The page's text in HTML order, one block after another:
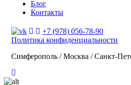
Блог
Контакты
+7 (978) 056-78-90
Политика конфиденциальности
Симферополь / Москва / Санкт-